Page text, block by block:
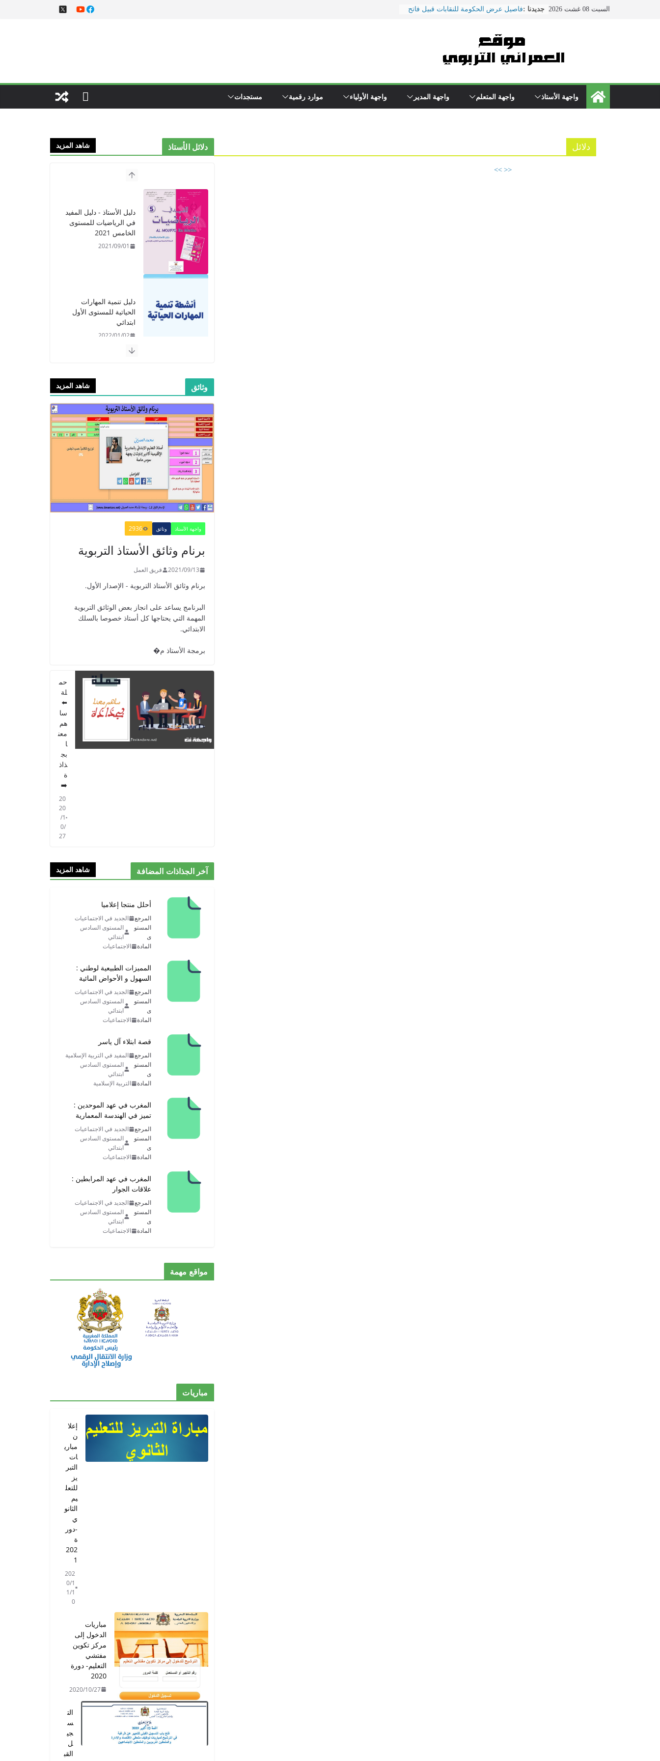
السبت 08 غشت 2026 جديدنا :فاصيل عرض الحكومة للنقابات قبيل فاتح
التربية الوطنية
الحوار الاجتماعي يتواصل بوزارة
\"بنموسى\" وسط دعوات لتصعيد
من طرف والد تلميذ
مباريات الدخول إلى مركز تكوين مفتشي
واجهة الأستاذ واجهة المتعلم واجهة المدير واجهة الأولياء موارد رقمية مستجدات
دلائل
<<
>>
دلائل الأستاذ شاهد المزيد
دليل الأستاذ - دليل المفيد
في الرياضيات للمستوى
الخامس 2021
2021/09/01
دليل تنمية المهارات
الحياتية للمستوى الأول
ابتدائي
2022/01/02
​دليل المفيد في اللغة
2021
2021/09/01
Mes apprentissages
en Français 6 AEP
-2021
2021/09/01
2022/01/02
ANNEE 2021
وثائق شاهد المزيد
واجهة الأستاذ وثائق 2936
برنام وثائق الأستاذ التربوية
2021/09/13 فريق العمل
برنام وثائق الأستاذ التربوية - الإصدار الأول.
البرنامج يساعد على انجاز بعض الوثائق التربوية
المهمة التي يحتاجها كل أستاذ خصوصا بالسلك
الابتدائي.
برمجة الأستاذ م�
حم
لة
⬅️
سا
هم
معن
ا
بج
ذاذ
ة
➡️
20
20
/1
0/
27
آخر الجذاذات المضافة شاهد المزيد
أحلل منتجا إعلاميا
المرجع
الجديد في الاجتماعيات
المستو
ى
المستوى السادس
ابتدائي
المادة
الاجتماعيات
المميزات الطبيعية لوطني :
السهول و الأحواض المائية
المرجع
الجديد في الاجتماعيات
المستو
ى
المستوى السادس
ابتدائي
المادة
الاجتماعيات
قصة ابتلاء آل ياسر
المرجع
المفيد في التربية الإسلامية
المستو
ى
المستوى السادس
ابتدائي
المادة
التربية الإسلامية
المغرب في عهد الموحدين :
تميز في الهندسة المعمارية
المرجع
الجديد في الاجتماعيات
المستو
ى
المستوى السادس
ابتدائي
المادة
الاجتماعيات
المغرب في عهد المرابطين :
علاقات الجوار
المرجع
الجديد في الاجتماعيات
المستو
ى
المستوى السادس
ابتدائي
المادة
الاجتماعيات
مواقع مهمة
مباريات
إعلا
ن
مباري
ات
التبر
يز
للتعل
يم
الثانو
ي
-دور
ة
202
1
202
0/1
1/1
0
مباريات
الدخول إلى
مركز تكوين
مفتشي
التعليم- دورة
2020
2020/10/27
الت
س
جي
ل
القب